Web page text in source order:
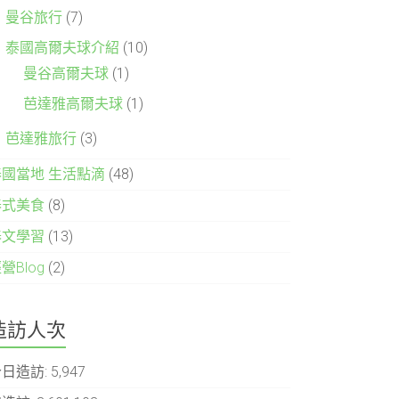
曼谷旅行 (7)
泰國高爾夫球介紹 (10)
曼谷高爾夫球 (1)
芭達雅高爾夫球 (1)
芭達雅旅行 (3)
當地 生活點滴 (48)
美食 (8)
學習 (13)
Blog (2)
訪人次
造訪: 5,947